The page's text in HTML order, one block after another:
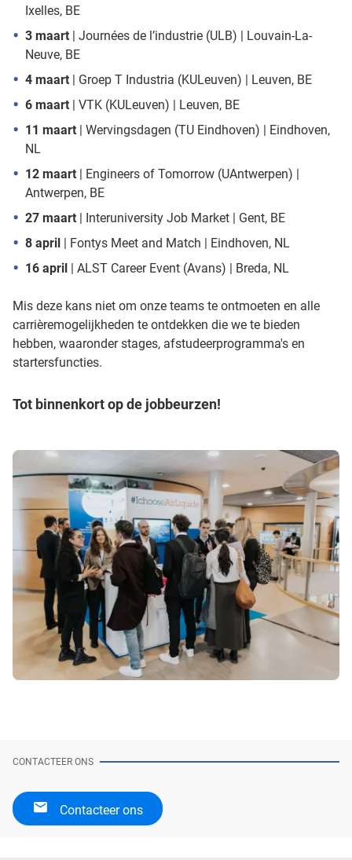
Ixelles, BE
3 maart | Journées de l’industrie (ULB) | Louvain-La-
Neuve, BE
4 maart | Groep T Industria (KULeuven) | Leuven, BE
6 maart | VTK (KULeuven) | Leuven, BE
11 maart | Wervingsdagen (TU Eindhoven) | Eindhoven,
NL
12 maart | Engineers of Tomorrow (UAntwerpen) |
Antwerpen, BE
27 maart | Interuniversity Job Market | Gent, BE
8 april | Fontys Meet and Match | Eindhoven, NL
16 april | ALST Career Event (Avans) | Breda, NL
Mis deze kans niet om onze teams te ontmoeten en alle
carrièremogelijkheden te ontdekken die we te bieden
hebben, waaronder stages, afstudeerprogramma's en
startersfuncties.
Tot binnenkort op de jobbeurzen!
CONTACTEER ONS
Contacteer ons